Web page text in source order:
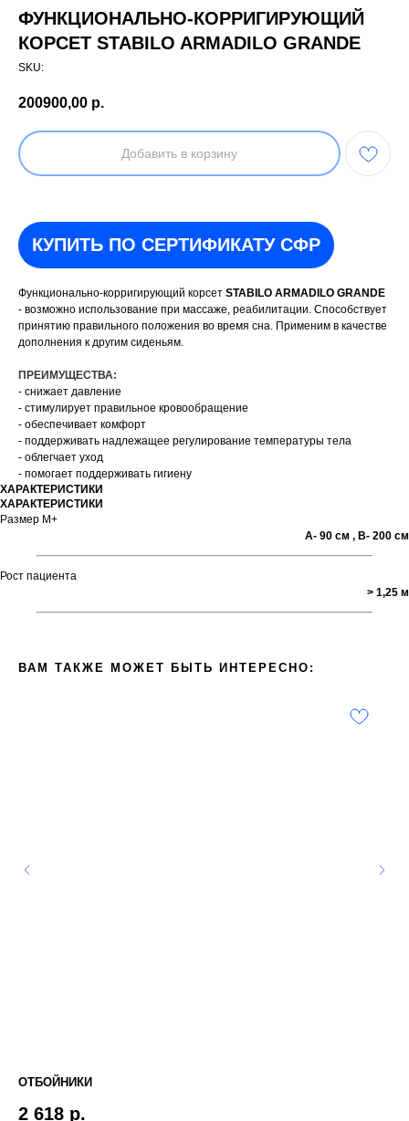
ФУНКЦИОНАЛЬНО-КОРРИГИРУЮЩИЙ
КОРСЕТ STABILO ARMADILO GRANDE
SKU:
200900,00 р.
Добавить в корзину
КУПИТЬ ПО СЕРТИФИКАТУ СФР
Функционально-корригирующий корсет STABILO ARMADILO GRANDE
- возможно использование при массаже, реабилитации. Способствует
принятию правильного положения во время сна. Применим в качестве
дополнения к другим сиденьям.
ПРЕИМУЩЕСТВА:
- снижает давление
- стимулирует правильное кровообращение
- обеспечивает комфорт
- поддерживать надлежащее регулирование температуры тела
- облегчает уход
- помогает поддерживать гигиену
ХАРАКТЕРИСТИКИ
ХАРАКТЕРИСТИКИ
Размер М+
А- 90 см , В- 200 см
Рост пациента
> 1,25 м
ВАМ ТАКЖЕ МОЖЕТ БЫТЬ ИНТЕРЕСНО:
ОТБОЙНИКИ
2 618 р.